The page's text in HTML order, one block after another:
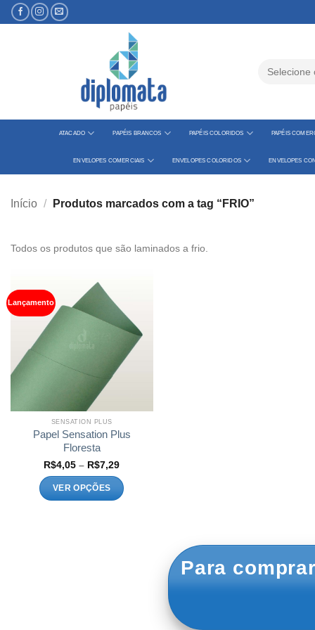
Skip
to
por:
ATACADO PAPÉIS BRANCOS PAPÉIS COLORIDOS PAPÉIS
ENVELOPES COMERCIAIS ENVELOPES COLORIDOS ENVELOPES
Início / Produtos marcados com a tag “FRIO”
Todos os produtos que são laminados a frio.
Lançamento
SENSATION PLUS
Papel Sensation Plus
Floresta
R$4,05 – R$7,29Faixa
preço:
R$4,05
VER OPÇÕES
Para